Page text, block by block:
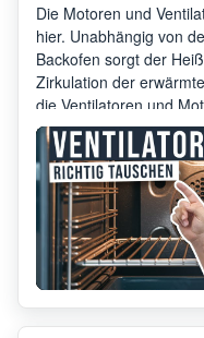
Die Motoren und
hier. Unabhängig von
Backofen sorgt der
Zirkulation der
die Ventilatoren und
als auch bei
exakten
jeweiligen